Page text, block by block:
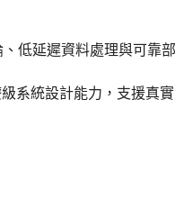
低延遲資料處理與可靠部
系統設計能力，支援真實